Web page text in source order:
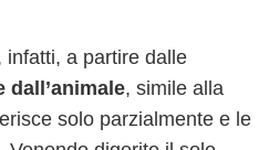
infatti, a partire dalle
dall’animale, simile alla
solo parzialmente e le